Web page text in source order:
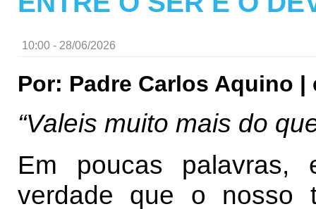
10:00 - 28/06/2026
Por: Padre Carlos Aquino
“Valeis muito mais do
Em poucas palavras,
verdade que o nosso